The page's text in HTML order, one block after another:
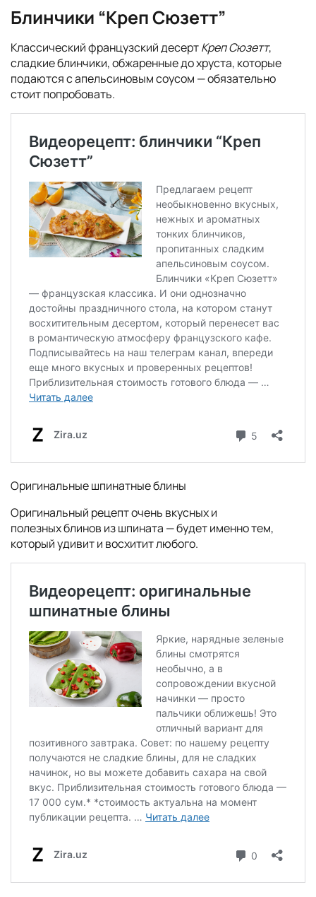
Блинчики “Креп Сюзетт”
Классический французский десертКреп Сюзетт,
сладкие блинчики, обжаренные до хруста, которые
подаются с апельсиновым соусом — обязательно
стоит попробовать.
Оригинальные шпинатные блины
Оригинальный рецепт очень вкусных и
полезных блинов из шпината — будет именно тем,
который удивит и восхитит любого.